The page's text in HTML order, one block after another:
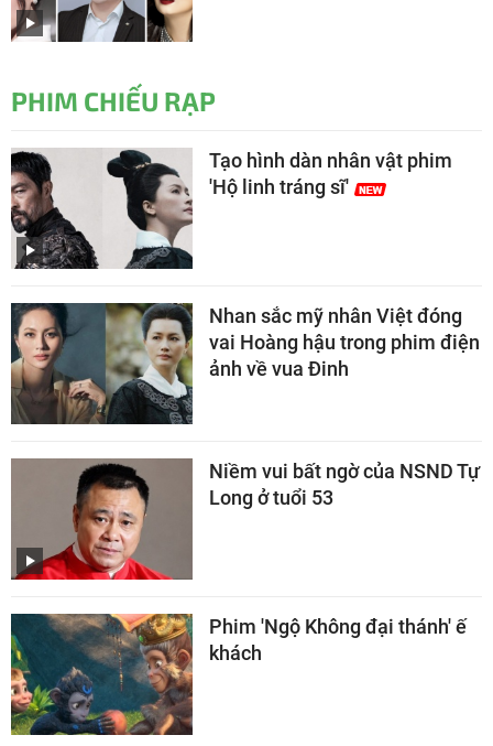
PHIM CHIẾU RẠP
Tạo hình dàn nhân vật phim
'Hộ linh tráng sĩ'
Nhan sắc mỹ nhân Việt đóng
vai Hoàng hậu trong phim điện
ảnh về vua Đinh
Niềm vui bất ngờ của NSND Tự
Long ở tuổi 53
Phim 'Ngộ Không đại thánh' ế
khách